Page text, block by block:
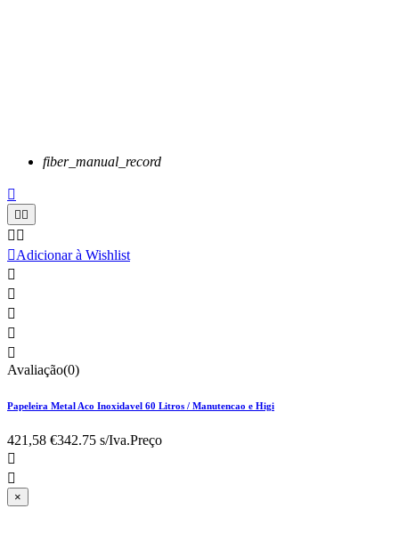
fiber_manual_record


 
Adicionar à Wishlist





Avaliação(0)
Papeleira Metal Aco Inoxidavel 60 Litros / Manutencao e Higi
421,58 €342.75 s/Iva.Preço


×